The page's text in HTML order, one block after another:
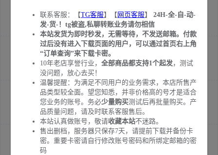
验证 | 默认user用户名
￥2.50 库存: 568
[货号3440]🎵TikTok账号 | 满月白号 | 法国IP注册 | 微软邮箱
验证 | 默认user用户名
库存: 239
[货号3438]🎵TikTok账号 | 满月白号 | 澳大利亚IP注册 | 微软
邮箱验证 | 默认user用户名
￥2.50 库存: 1
[货号3434]🎵TikTok账号 | 满月白号 | 越南IP注册 | 微软邮箱
验证 | 默认user用户名
联系客服：【TG客服】【 网页客服】24H-全-自-动-
发-货-！tg被盗,私聊转账业务请勿相信
本站发货为即时秒发，无需等待，不发送邮箱。付款
过后没有进入下载页面的用户，可以通过首页右上角
“订单查询”来下载卡密。
10年老店享誉行业，全部商品都支持1个起发，测试
没问题，放心去买！
温馨提醒：为满足不同用户的业务需求，本店所售产
品类型较全面。望您知悉，并非价格高的号才是适合
您业务的账号。务必少量购买测试后再批量购买。产
品质量问题，请及时联系客服售后。
本站认真做账号，敬请收藏本站不迷路。
售出删档，服务器只保存7天，请提前下载并备份卡
密。重要卡密请自行修改账号密码和所绑定邮箱的密
码